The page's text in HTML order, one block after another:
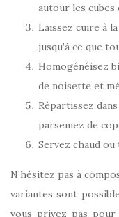
autour les cubes
Laissez cuire à
jusqu’à ce que
Homogénéisez
de noisette et
Répartissez
parsemez de
Servez chaud ou
N’hésitez pas à
variantes sont
vous privez pas